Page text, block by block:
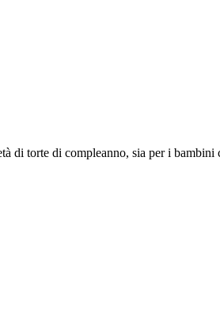
di torte di compleanno, sia per i bambini